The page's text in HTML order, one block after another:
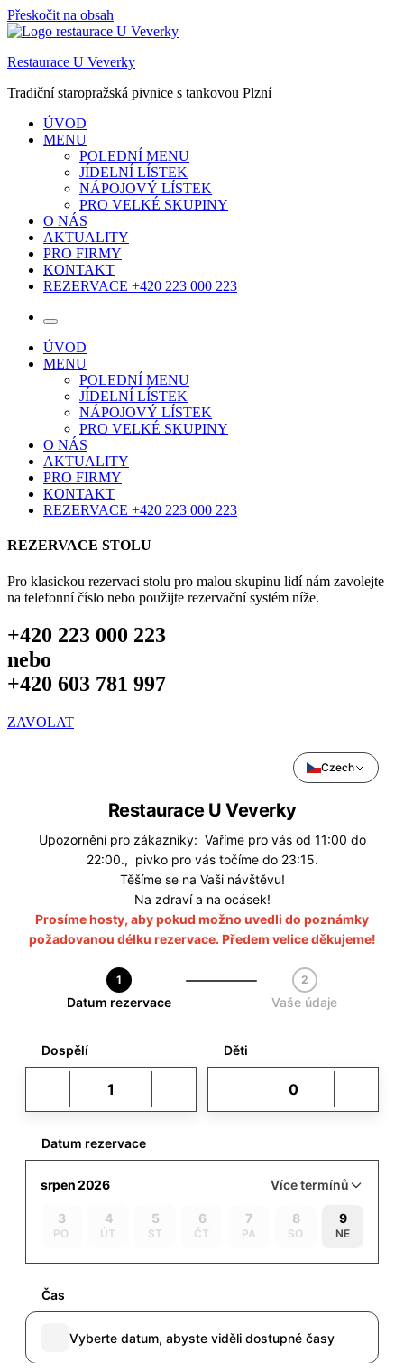
Přeskočit na obsah
Restaurace U Veverky
Tradiční staropražská pivnice s tankovou Plzní
ÚVOD
MENU
POLEDNÍ MENU
JÍDELNÍ LÍSTEK
NÁPOJOVÝ LÍSTEK
PRO VELKÉ SKUPINY
O NÁS
AKTUALITY
PRO FIRMY
KONTAKT
REZERVACE +420 223 000 223
ÚVOD
MENU
POLEDNÍ MENU
JÍDELNÍ LÍSTEK
NÁPOJOVÝ LÍSTEK
PRO VELKÉ SKUPINY
O NÁS
AKTUALITY
PRO FIRMY
KONTAKT
REZERVACE +420 223 000 223
REZERVACE STOLU
Pro klasickou rezervaci stolu pro malou skupinu lidí nám zavolejte
na telefonní číslo nebo použijte rezervační systém níže.
+420 223 000 223
nebo
+420 603 781 997
ZAVOLAT